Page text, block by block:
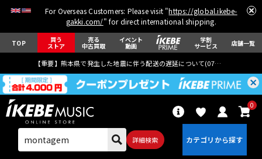
For Overseas Customers: Please visit "https://global.ikebe-
gakki.com/" for direct international shipping.
TOP 買う
ストア
売る
中古買取
イベント
動画
学割
サービス 店舗一覧
【重要】熊本県で発生した地震に伴う配送の遅延について(07月29日
詳細検索
0